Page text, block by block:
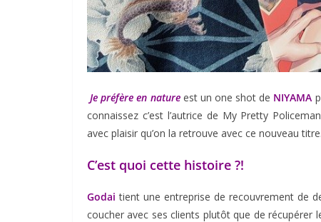
Je préfère en natureest un one shot de NIYAMA
connaissez c’est l’autrice de My Pretty
avec plaisir qu’on la retrouve avec ce nouveau titre.
C’est quoi cette histoire ?!
Godai tient une entreprise de recouvrement de
coucher avec ses clients plutôt que de récupérer